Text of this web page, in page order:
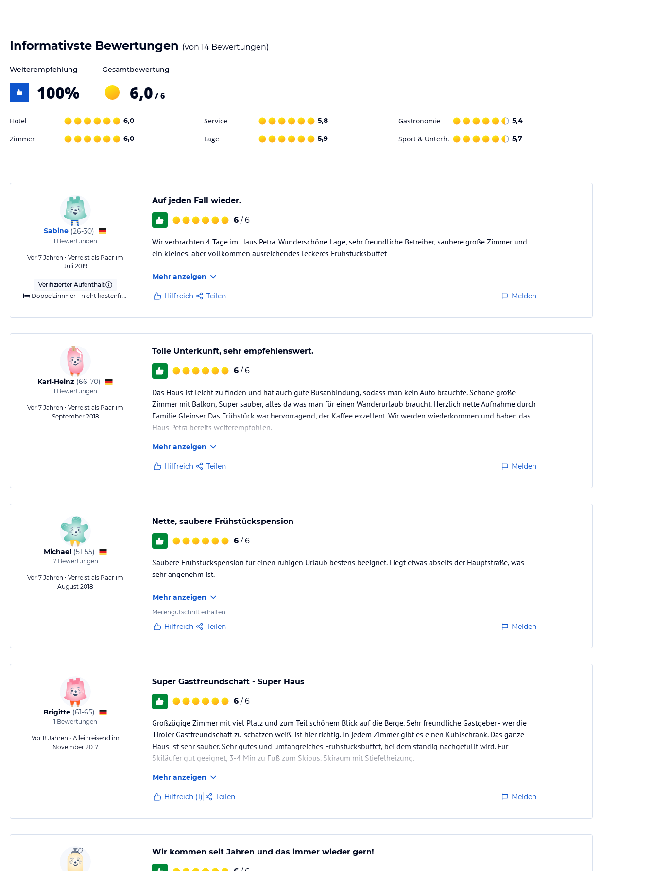
Informativste Bewertungen (von 14 Bewertungen)
Weiterempfehlung
100%
Gesamtbewertung
6,0 / 6
Hotel 6,0 Service 5,8 Gastronomie 5,4
Zimmer 6,0 Lage 5,9 Sport & Unterh. 5,7
Sabine (26-30)
1 Bewertungen
Vor 7 Jahren • Verreist als Paar im
Juli 2019
Verifizierter Aufenthalt
Doppelzimmer - nicht kostenfrei stornierbar
Auf jeden Fall wieder.
6 / 6
Wir verbrachten 4 Tage im Haus Petra. Wunderschöne Lage, sehr freundliche Betreiber, saubere große Zimmer und
ein kleines, aber vollkommen ausreichendes leckeres Frühstücksbuffet
Mehr anzeigen
Hilfreich Teilen Melden
Karl-Heinz (66-70)
1 Bewertungen
Vor 7 Jahren • Verreist als Paar im
September 2018
Tolle Unterkunft, sehr empfehlenswert.
6 / 6
Das Haus ist leicht zu finden und hat auch gute Busanbindung, sodass man kein Auto bräuchte. Schöne große
Zimmer mit Balkon, Super sauber, alles da was man für einen Wanderurlaub braucht. Herzlich nette Aufnahme durch
Familie Gleinser. Das Frühstück war hervorragend, der Kaffee exzellent. Wir werden wiederkommen und haben das
Haus Petra bereits weiterempfohlen.
Mehr anzeigen
Hilfreich Teilen Melden
Michael (51-55)
7Bewertungen
Vor 7 Jahren • Verreist als Paar im
August 2018
Nette, saubere Frühstückspension
6 / 6
Saubere Frühstückspension für einen ruhigen Urlaub bestens beeignet. Liegt etwas abseits der Hauptstraße, was
sehr angenehm ist.
Mehr anzeigen
Meilengutschrift erhalten
Hilfreich Teilen Melden
Brigitte (61-65)
1 Bewertungen
Vor 8 Jahren • Alleinreisend im
November 2017
Super Gastfreundschaft - Super Haus
6 / 6
Großzügige Zimmer mit viel Platz und zum Teil schönem Blick auf die Berge. Sehr freundliche Gastgeber - wer die
Tiroler Gastfreundschaft zu schätzen weiß, ist hier richtig. In jedem Zimmer gibt es einen Kühlschrank. Das ganze
Haus ist sehr sauber. Sehr gutes und umfangreiches Frühstücksbuffet, bei dem ständig nachgefüllt wird. Für
Skiläufer gut geeignet, 3-4 Min zu Fuß zum Skibus. Skiraum mit Stiefelheizung.
Mehr anzeigen
Hilfreich (1) Teilen Melden
Wir kommen seit Jahren und das immer wieder gern!